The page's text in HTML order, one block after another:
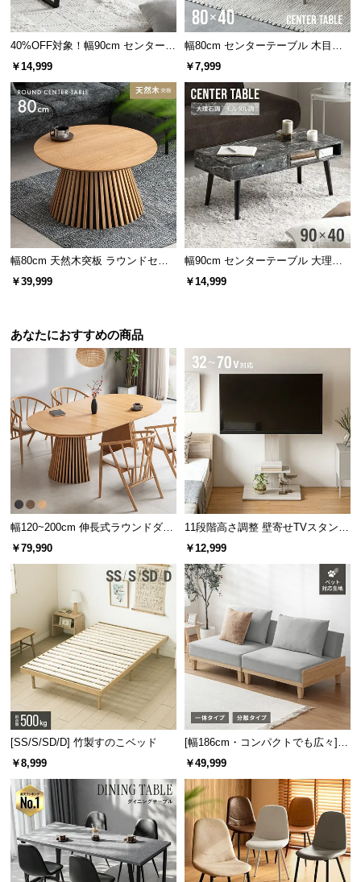
ビ
ス
に
て
搬
入
経
路
に
つ
い
て
キ
セ
ル
に
つ
い
保
証
に
会
員
規
約
に
つ
い
て
客
見せ方を変えられる上下リバーシブル脚
高級感のあるクリアなガラス天板
透明感を放つ光沢が魅力のガラス天板はお部屋に高
級感をプラスしてくれます。
40%OFF対象！幅90cm センターテ
ーブル 大理石/モルタル調 スクエ
アレッグ 安心面取り加工
￥14,999
幅80cm センターテーブル 木目調/
モルタル調
￥7,999
幅80cm 天然木突板 ラウンドセン
ターテーブル 美しい格子デザイン
￥39,999
幅90cm センターテーブル 大理石/
モルタル調 天然木脚 収納スペース
￥14,999
あなたにおすすめの商品
幅120~200cm 伸長式ラウンドダイ
ニングテーブル 6人掛け 天然木突
￥79,990
11段階高さ調整 壁寄せTVスタンド
キャスター付き 上下左右角度調節
￥12,999
[SS/S/SD/D] 竹製すのこベッド
￥8,999
[幅186cm・コンパクトでも広々] 3
人掛けソファベッド リクライニン
￥49,999